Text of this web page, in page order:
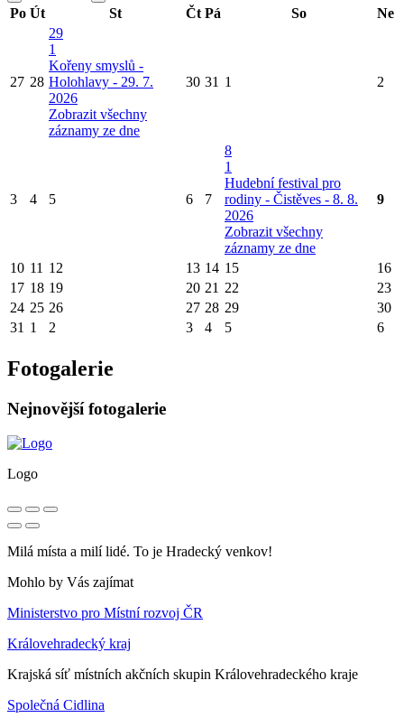
Po Út St Čt Pá So Ne
27 28
29
1
Kořeny smyslů -
Holohlavy - 29. 7.
2026
Zobrazit všechny
záznamy ze dne
30 31 1 2
3 4 5 6 7
8
1
Hudební festival pro
rodiny - Čistěves - 8. 8.
2026
Zobrazit všechny
záznamy ze dne
9
10 11 12 13 14 15
16
17 18 19 20 21 22
23
24 25 26 27 28 29
30
31 1 2 3 4 5 6
Fotogalerie
Nejnovější fotogalerie
Logo
Milá místa a milí lidé. To je Hradecký venkov!
Mohlo by Vás zajímat
Ministerstvo pro Místní rozvoj ČR
Královehradecký kraj
Krajská síť místních akčních skupin Královehradeckého kraje
Společná Cidlina